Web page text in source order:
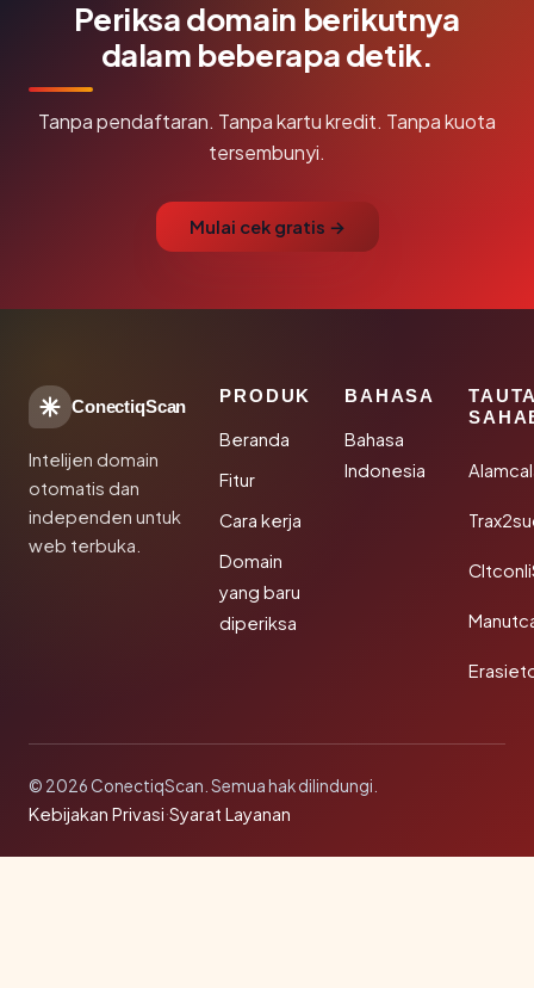
Periksa domain berikutnya
dalam beberapa detik.
Tanpa pendaftaran. Tanpa kartu kredit. Tanpa kuota
tersembunyi.
Mulai cek gratis →
ConectiqScan
Intelijen domain
otomatis dan
independen untuk
web terbuka.
PRODUK
Beranda
Fitur
Cara kerja
Domain
yang baru
diperiksa
BAHASA
Bahasa
Indonesia
© 2026 ConectiqScan. Semua hak dilindungi.
Kebijakan Privasi·Syarat Layanan